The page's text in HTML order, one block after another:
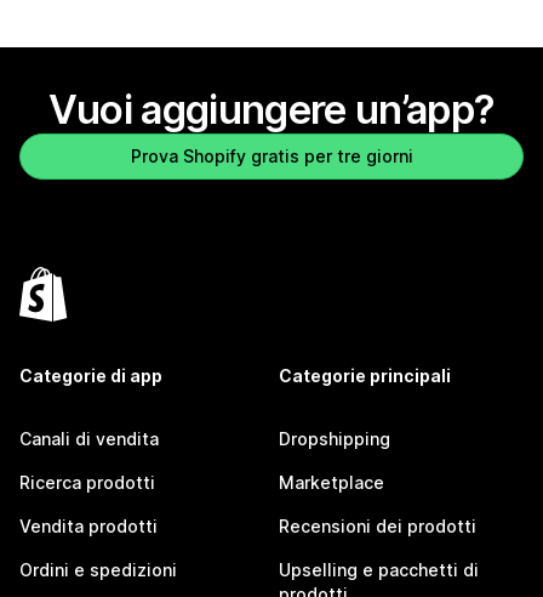
Vuoi aggiungere un’app?
Prova Shopify gratis per tre giorni
Categorie di app
Canali di vendita
Ricerca prodotti
Vendita prodotti
Ordini e spedizioni
Categorie principali
Dropshipping
Marketplace
Recensioni dei prodotti
Upselling e pacchetti di